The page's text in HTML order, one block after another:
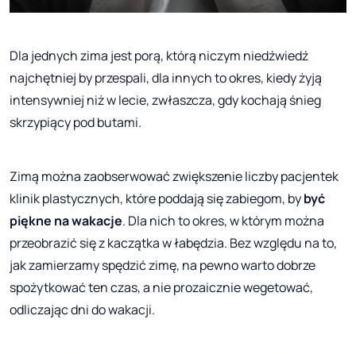
Dla jednych zima jest porą, którą niczym niedźwiedź
najchętniej by przespali, dla innych to okres, kiedy żyją
intensywniej niż w lecie, zwłaszcza, gdy kochają śnieg
skrzypiący pod butami.
Zimą można zaobserwować zwiększenie liczby pacjentek
klinik plastycznych, które poddają się zabiegom, bybyć
piękne na wakacje. Dla nich to okres, w którym można
przeobrazić się z kaczątka w łabędzia. Bez względu na to,
jak zamierzamy spędzić zimę, na pewno warto dobrze
spożytkować ten czas, a nie prozaicznie wegetować,
odliczając dni do wakacji.